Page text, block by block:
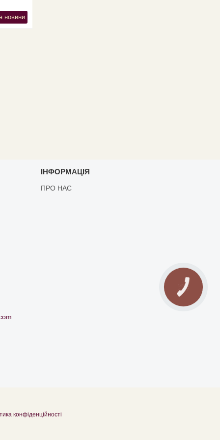
новини
ІНФОРМАЦІЯ
ПРО НАС
конфіденційності
КНОПКА
ЗВ'ЯЗКУ